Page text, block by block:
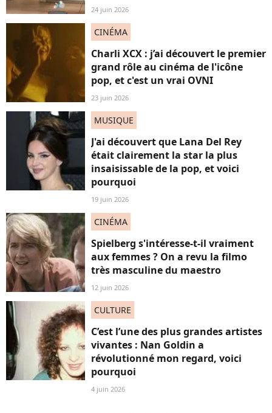
24 juin 2026
CINÉMA
Charli XCX : j’ai découvert le premier
grand rôle au cinéma de l'icône
pop, et c'est un vrai OVNI
23 juin 2026
MUSIQUE
J'ai découvert que Lana Del Rey
était clairement la star la plus
insaisissable de la pop, et voici
pourquoi
19 juin 2026
CINÉMA
Spielberg s'intéresse-t-il vraiment
aux femmes ? On a revu la filmo
très masculine du maestro
12 juin 2026
CULTURE
C’est l’une des plus grandes artistes
vivantes : Nan Goldin a
révolutionné mon regard, voici
pourquoi
4 juin 2026